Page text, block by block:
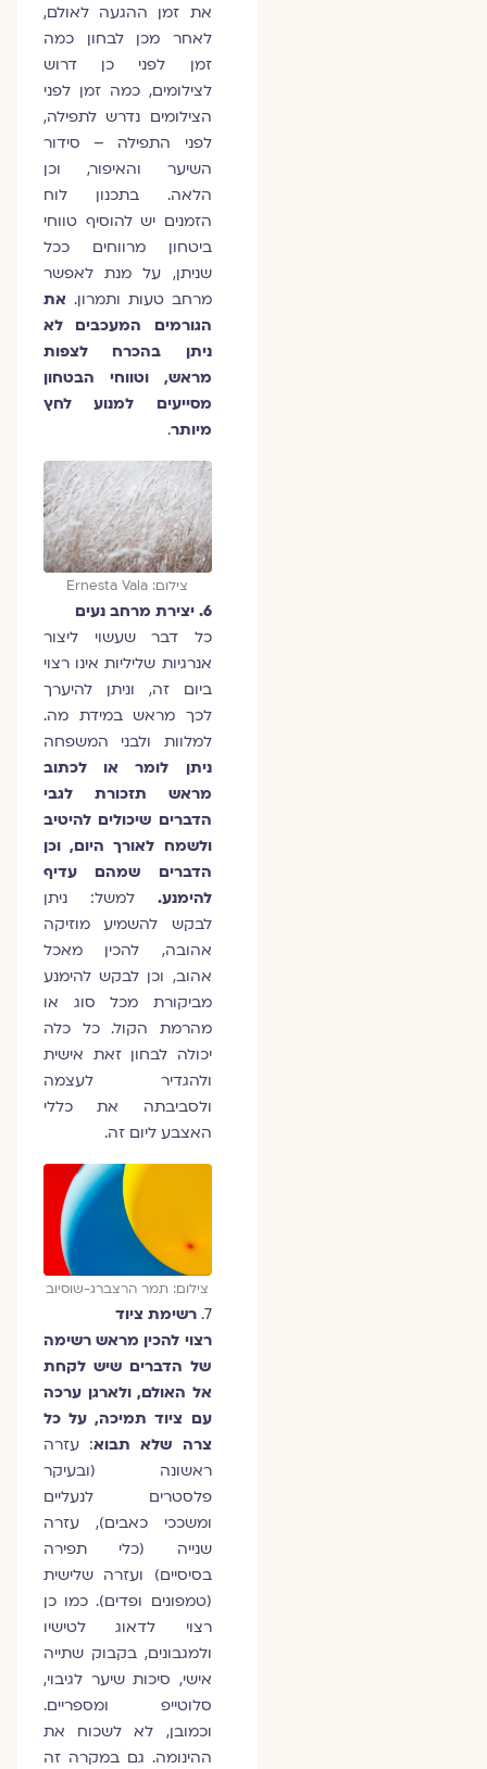
את זמן ההגעה לאולם,
לאחר מכן לבחון כמה
זמן לפני כן דרוש
לצילומים, כמה זמן לפני
הצילומים נדרש לתפילה,
לפני התפילה – סידור
השיער והאיפור, וכן
הלאה. בתכנון לוח
הזמנים יש להוסיף טווחי
ביטחון מרווחים ככל
שניתן, על מנת לאפשר
מרחב טעות ותמרון.את
הגורמים המעכבים לא
ניתן בהכרח לצפות
מראש, וטווחי הבטחון
מסייעים למנוע לחץ
מיותר.
צילום: Ernesta Vala
כל דבר שעשוי ליצור
אנרגיות שליליות אינו רצוי
ביום זה, וניתן להיערך
לכך מראש במידת מה.
למלוות ולבני המשפחה
ניתן לומר או לכתוב
מראש תזכורת לגבי
הדברים שיכולים להיטיב
ולשמח לאורך היום, וכן
הדברים שמהם עדיף
להימנע.למשל: ניתן
לבקש להשמיע מוזיקה
אהובה, להכין מאכל
אהוב, וכן לבקש להימנע
מביקורת מכל סוג או
מהרמת הקול. כל כלה
יכולה לבחון זאת אישית
ולהגדיר לעצמה
ולסביבתה את כללי
האצבע ליום זה.
צילום: תמר הרצברג-שוסיוב
רשימת ציוד
רצוי להכין מראש רשימה
של הדברים שיש לקחת
אל האולם, ולארגן ערכה
עם ציוד תמיכה, על כל
צרה שלא תבוא: עזרה
ראשונה (ובעיקר
פלסטרים לנעליים
ומשככי כאבים), עזרה
שנייה (כלי תפירה
בסיסיים) ועזרה שלישית
(טמפונים ופדים). כמו כן
רצוי לדאוג לטישיו
ולמגבונים, בקבוק שתייה
אישי, סיכות שיער לגיבוי,
סלוטייפ ומספריים.
וכמובן, לא לשכוח את
ההינומה. גם במקרה זה